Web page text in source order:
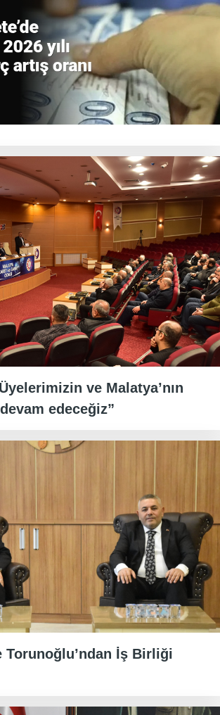
ve Malatya’nın
edeceğiz”
Torunoğlu’ndan İş Birliği